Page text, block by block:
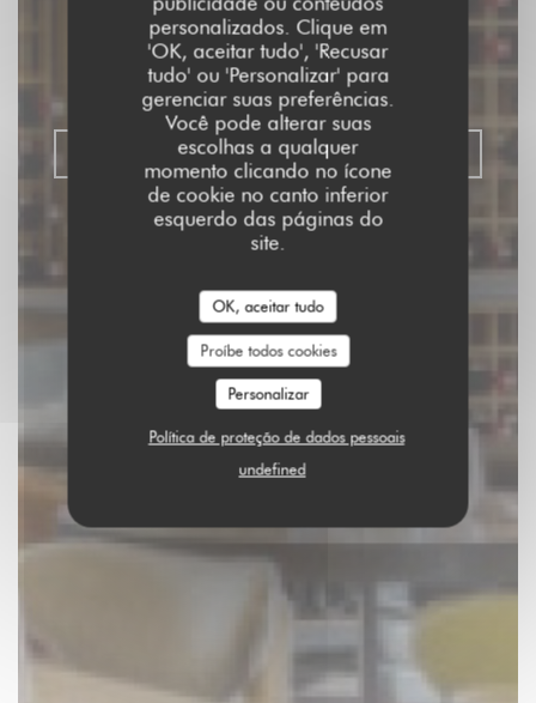
personalizados. Clique em
'OK, aceitar tudo', 'Recusar
tudo' ou 'Personalizar' para
gerenciar suas preferências.
Você pode alterar suas
escolhas a qualquer
momento clicando no ícone
de cookie no canto inferior
esquerdo das páginas do
site.
OK, aceitar tudo
Proíbe todos cookies
Personalizar
Política de proteção de dados pessoais
undefined
Coudray
LE COUDRAY-MONTCEAUX
RESERVAR UMA MESA